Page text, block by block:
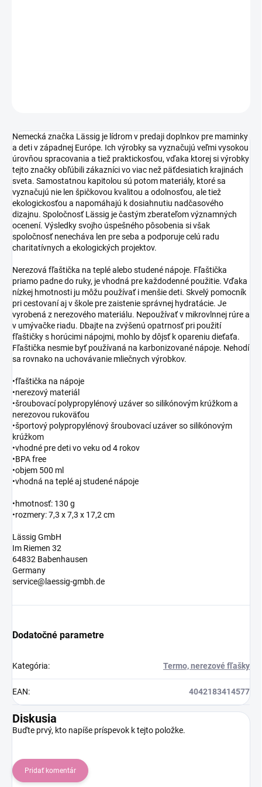
Nemecká značka Lässig je lídrom v predaji doplnkov pre maminky
a deti v západnej Európe. Ich výrobky sa vyznačujú veľmi vysokou
úrovňou spracovania a tiež praktickosťou, vďaka ktorej si výrobky
tejto značky obľúbili zákazníci vo viac než päťdesiatich krajinách
sveta. Samostatnou kapitolou sú potom materiály, ktoré sa
vyznačujú nie len špičkovou kvalitou a odolnosťou, ale tiež
ekologickosťou a napomáhajú k dosiahnutiu nadčasového
dizajnu. Spoločnosť Lässig je častým zberateľom významných
ocenení. Výsledky svojho úspešného pôsobenia si však
spoločnosť nenecháva len pre seba a podporuje celú radu
charitatívnych a ekologických projektov.
Nerezová fľaštička na teplé alebo studené nápoje. Fľaštička
priamo padne do ruky, je vhodná pre každodenné použitie. Vďaka
nízkej hmotnosti ju môžu používať i menšie deti. Skvelý pomocník
pri cestovaní aj v škole pre zaistenie správnej hydratácie. Je
vyrobená z nerezového materiálu. Nepoužívať v mikrovlnnej rúre a
v umývačke riadu. Dbajte na zvýšenú opatrnosť pri použití
fľaštičky s horúcimi nápojmi, mohlo by dôjsť k opareniu dieťaťa.
Fľaštička nesmie byť používaná na karbonizované nápoje. Nehodí
sa rovnako na uchovávanie mliečnych výrobkov.
•fľaštička na nápoje
•nerezový materiál
•šroubovací polypropylénový uzáver so silikónovým krúžkom a
nerezovou rukoväťou
•športový polypropylénový šroubovací uzáver so silikónovým
krúžkom
•vhodné pre deti vo veku od 4 rokov
•BPA free
•objem 500 ml
•vhodná na teplé aj studené nápoje
•hmotnosť: 130 g
•rozmery: 7,3 x 7,3 x 17,2 cm
Lässig GmbH
Im Riemen 32
64832 Babenhausen
Germany
service@laessig-gmbh.de
Dodatočné parametre
Kategória: Termo, nerezové fľašky
EAN: 4042183414577
Diskusia
Buďte prvý, kto napíše príspevok k tejto položke.
Pridať komentár